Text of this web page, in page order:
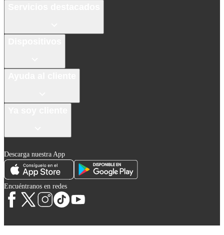
Descarga nuestra App
Encuéntranos en redes